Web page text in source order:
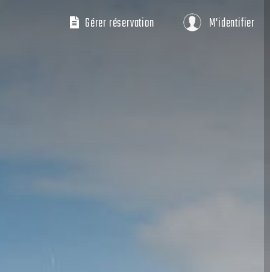
M'identifier
Gérer réservation